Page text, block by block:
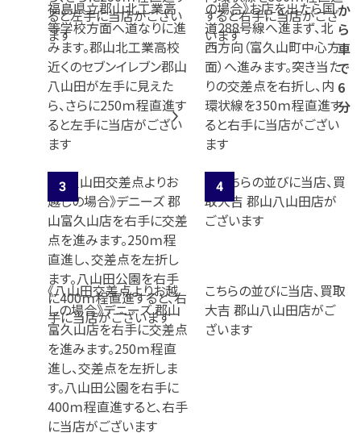
か
ら
車
で
6
分
福島県立郡山北工業高
等学校方面へ道なりに進
みます。郡山北工業高校
近くのセブンイレブン郡山
八山田が左手に見えた
ら、さらに250ｍ程直進す
ると左手に当店がござい
ます
の場合》お店を出たら国
道288号線へ進まず、北
西方向（富久山町中心方
面）へ進みます。突き当た
りの交差点を右折し、内
環状線を350ｍ程直進す
ると右手に当店がござい
ます
《八山田交差点よりお越
しの場合》デニーズ 郡山
富久山店を右手に交差点
を進みます。250ｍ程直
進し、交差点を左折しま
す。八山田公園を右手に
400ｍ程直進すると、右手
に当店がございます
こちらの並びに当店、買取
大吉 郡山八山田店がご
ざいます